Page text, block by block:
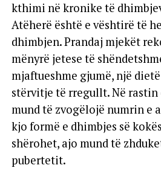
kthimi në kronike të
Atëherë është e vështirë të
dhimbjen. Prandaj mjekët
mënyrë jetese të
mjaftueshme gjumë, një
stërvitje të rregullt. Në rastin
mund të zvogëlojë numrin e
kjo formë e dhimbjes së
shërohet, ajo mund të
pubertetit.